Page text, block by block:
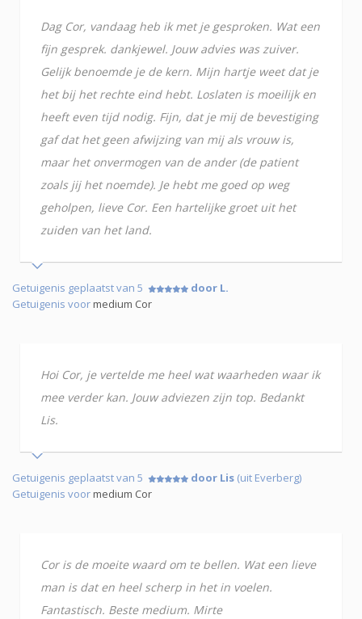
Dag Cor, vandaag heb ik met je gesproken. Wat een
fijn gesprek. dankjewel. Jouw advies was zuiver.
Gelijk benoemde je de kern. Mijn hartje weet dat je
het bij het rechte eind hebt. Loslaten is moeilijk en
heeft even tijd nodig. Fijn, dat je mij de bevestiging
gaf dat het geen afwijzing van mij als vrouw is,
maar het onvermogen van de ander (de patient
zoals jij het noemde). Je hebt me goed op weg
geholpen, lieve Cor. Een hartelijke groet uit het
zuiden van het land.
Getuigenis geplaatst van 5
door L.
Getuigenis voormedium Cor
Hoi Cor, je vertelde me heel wat waarheden waar ik
mee verder kan. Jouw adviezen zijn top. Bedankt
Lis.
Getuigenis geplaatst van 5 door Lis (uit Everberg)
Getuigenis voormedium Cor
Cor is de moeite waard om te bellen. Wat een lieve
man is dat en heel scherp in het in voelen.
Fantastisch. Beste medium. Mirte